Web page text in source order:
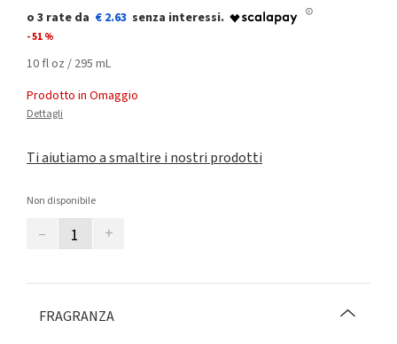
€ 2.63
- 51 %
10 fl oz / 295 mL
Prodotto in Omaggio
Dettagli
Ti aiutiamo a smaltire i nostri prodotti
Non disponibile
– +
FRAGRANZA